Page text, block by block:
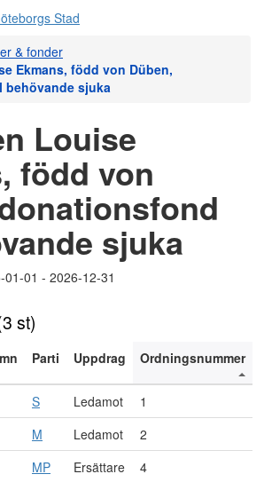
& fonder
Ekmans, född von Düben,
sjuka
Louise
född von
sjuka
01-01 - 2026-12-31
st)
Parti Uppdrag Ordningsnummer
S Ledamot
1
M Ledamot
2
MP Ersättare 4